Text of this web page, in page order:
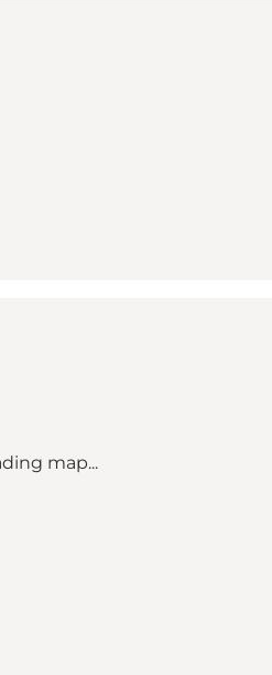
map...